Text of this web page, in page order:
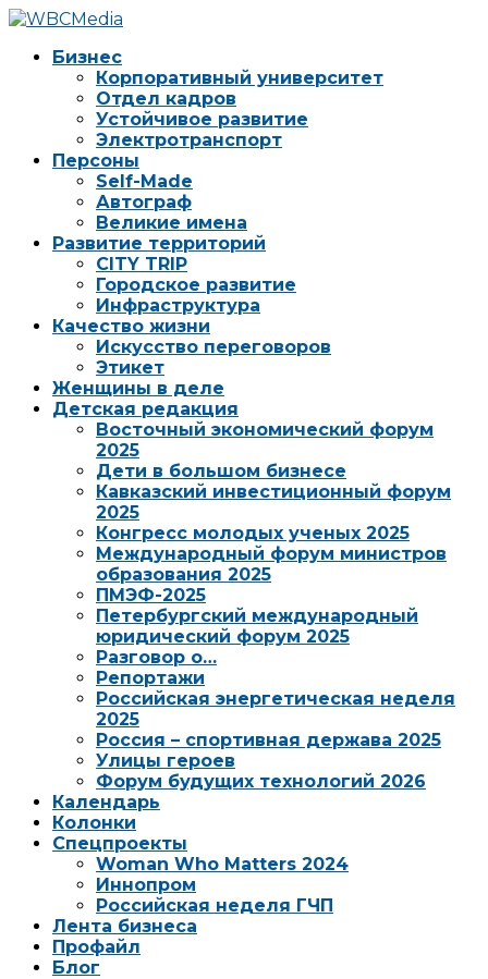
Бизнес
Корпоративный университет
Отдел кадров
Устойчивое развитие
Электротранспорт
Персоны
Self-Made
Автограф
Великие имена
Развитие территорий
CITY TRIP
Городское развитие
Инфраструктура
Качество жизни
Искусство переговоров
Этикет
Женщины в деле
Детская редакция
Восточный экономический форум
2025
Дети в большом бизнесе
Кавказский инвестиционный форум
2025
Конгресс молодых ученых 2025
Международный форум министров
образования 2025
ПМЭФ-2025
Петербургский международный
юридический форум 2025
Разговор о…
Репортажи
Российская энергетическая неделя
2025
Россия – спортивная держава 2025
Улицы героев
Форум будущих технологий 2026
Календарь
Колонки
Спецпроекты
Woman Who Matters 2024
Иннопром
Российская неделя ГЧП
Лента бизнеса
Профайл
Блог